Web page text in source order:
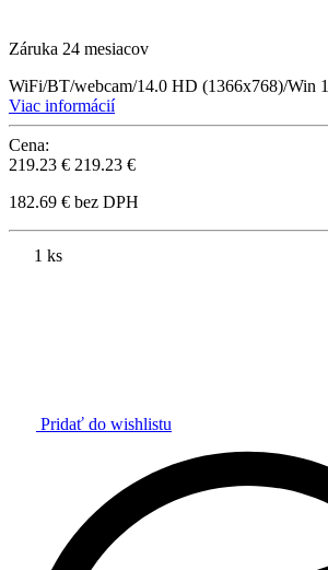
Záruka 24 mesiacov
WiFi/BT/webcam/14.0 HD (1366x768)/Win
Viac informácií
Cena:
219.23 € 219.23 €
182.69 € bez DPH
1 ks
Pridať do wishlistu